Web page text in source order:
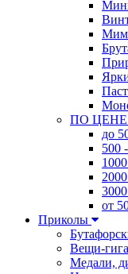
ПО ЦЕНЕ
до
500
от
Приколы
Вещи-
Медали,